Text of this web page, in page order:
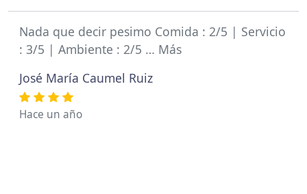
Nada que decir pesimo Comida : 2/5 | Servicio
: 3/5 | Ambiente : 2/5 … Más
José María Caumel Ruiz
Hace un año